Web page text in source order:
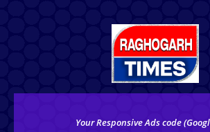
Your Responsive Ads code